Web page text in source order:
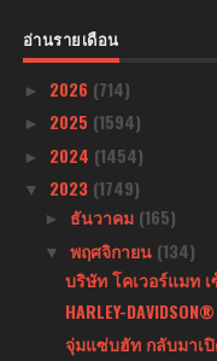
อ่านรายเดือน
► 2026 (714)
► 2025 (1594)
► 2024 (1454)
▼ 2023 (1749)
► ธันวาคม (165)
▼ พฤศจิกายน (134)
บริษัท โคเวอร์แมท
HARLEY-
จุ่มแซ่บฮัท กลับมาเ